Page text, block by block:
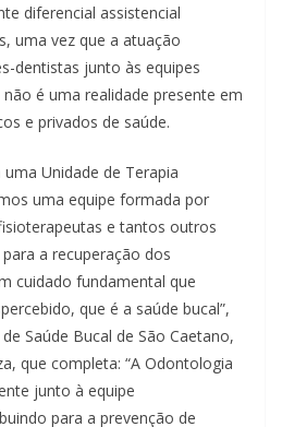
diferencial assistencial
uma vez que a atuação
dentistas junto às equipes
é uma realidade presente em
e privados de saúde.
Unidade de Terapia
uma equipe formada por
e tantos outros
a recuperação dos
cuidado fundamental que
que é a saúde bucal”,
Saúde Bucal de São Caetano,
que completa: “A Odontologia
junto à equipe
para a prevenção de